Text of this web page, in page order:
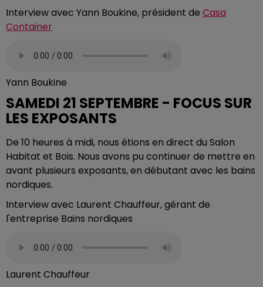
Interview avec Yann Boukine, président de Casa
Container
Yann Boukine
SAMEDI 21 SEPTEMBRE - FOCUS SUR
LES EXPOSANTS
De 10 heures à midi, nous étions en direct du Salon
Habitat et Bois. Nous avons pu continuer de mettre en
avant plusieurs exposants, en débutant avec les bains
nordiques.
Interview avec Laurent Chauffeur, gérant de
l'entreprise Bains nordiques
Laurent Chauffeur